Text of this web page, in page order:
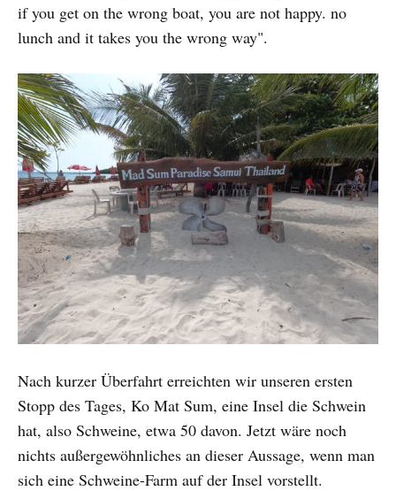
if you get on the wrong boat, you are not happy. no
lunch and it takes you the wrong way".
Nach kurzer Überfahrt erreichten wir unseren ersten
Stopp des Tages, Ko Mat Sum, eine Insel die Schwein
hat, also Schweine, etwa 50 davon. Jetzt wäre noch
nichts außergewöhnliches an dieser Aussage, wenn man
sich eine Schweine-Farm auf der Insel vorstellt.